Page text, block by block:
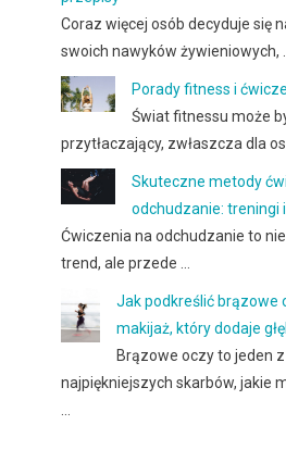
Coraz więcej osób decyduje się
swoich nawyków żywieniowych, …
Porady fitness i
Świat fitnessu może
przytłaczający, zwłaszcza dla
Skuteczne metody
odchudzanie: treningi
Ćwiczenia na odchudzanie to
trend, ale przede …
Jak podkreślić brązowe
makijaż, który dodaje
Brązowe oczy to jeden z
najpiękniejszych skarbów, jakie